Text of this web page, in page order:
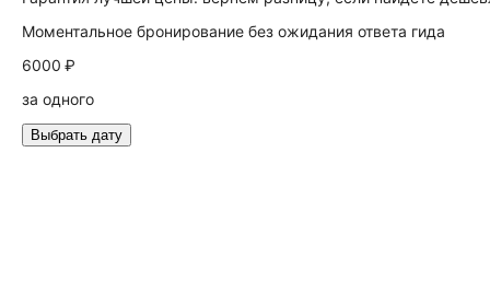
Моментальное бронирование без ожидания ответа гида
6000 ₽
за одного
Выбрать дату